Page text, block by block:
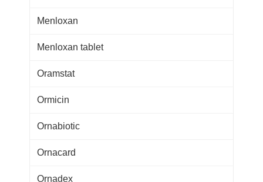
Menloxan
Menloxan tablet
Oramstat
Ormicin
Ornabiotic
Ornacard
Ornadex